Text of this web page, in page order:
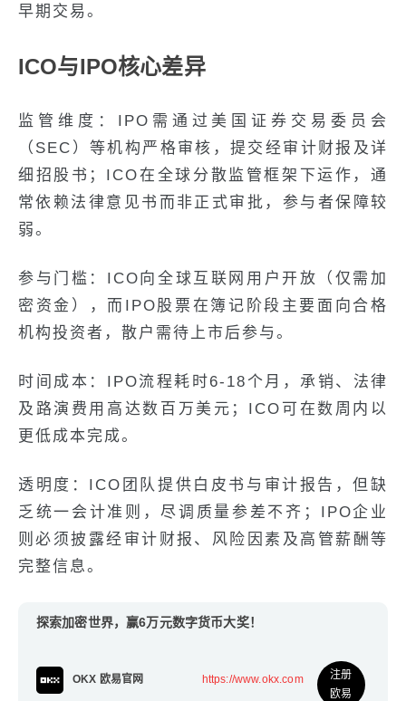
早期交易。
ICO与IPO核心差异
监管维度：IPO需通过美国证券交易委员会
（SEC）等机构严格审核，提交经审计财报及详
细招股书；ICO在全球分散监管框架下运作，通
常依赖法律意见书而非正式审批，参与者保障较
弱。
参与门槛：ICO向全球互联网用户开放（仅需加
密资金），而IPO股票在簿记阶段主要面向合格
机构投资者，散户需待上市后参与。
时间成本：IPO流程耗时6-18个月，承销、法律
及路演费用高达数百万美元；ICO可在数周内以
更低成本完成。
透明度：ICO团队提供白皮书与审计报告，但缺
乏统一会计准则，尽调质量参差不齐；IPO企业
则必须披露经审计财报、风险因素及高管薪酬等
完整信息。
探索加密世界，赢6万元数字货币大奖！
OKX 欧易官网 https://www.okx.com
注册
欧易